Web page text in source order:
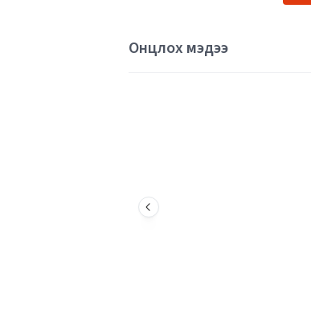
Онцлох мэдээ